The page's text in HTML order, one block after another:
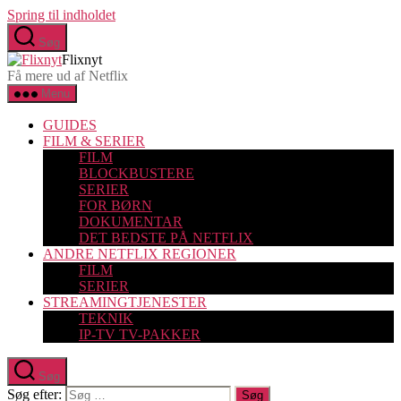
Spring til indholdet
Søg
Flixnyt
Få mere ud af Netflix
Menu
GUIDES
FILM & SERIER
FILM
BLOCKBUSTERE
SERIER
FOR BØRN
DOKUMENTAR
DET BEDSTE PÅ NETFLIX
ANDRE NETFLIX REGIONER
FILM
SERIER
STREAMINGTJENESTER
TEKNIK
IP-TV TV-PAKKER
Søg
Søg efter: